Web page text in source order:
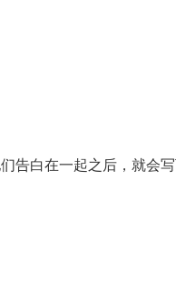
告白在一起之后，就会